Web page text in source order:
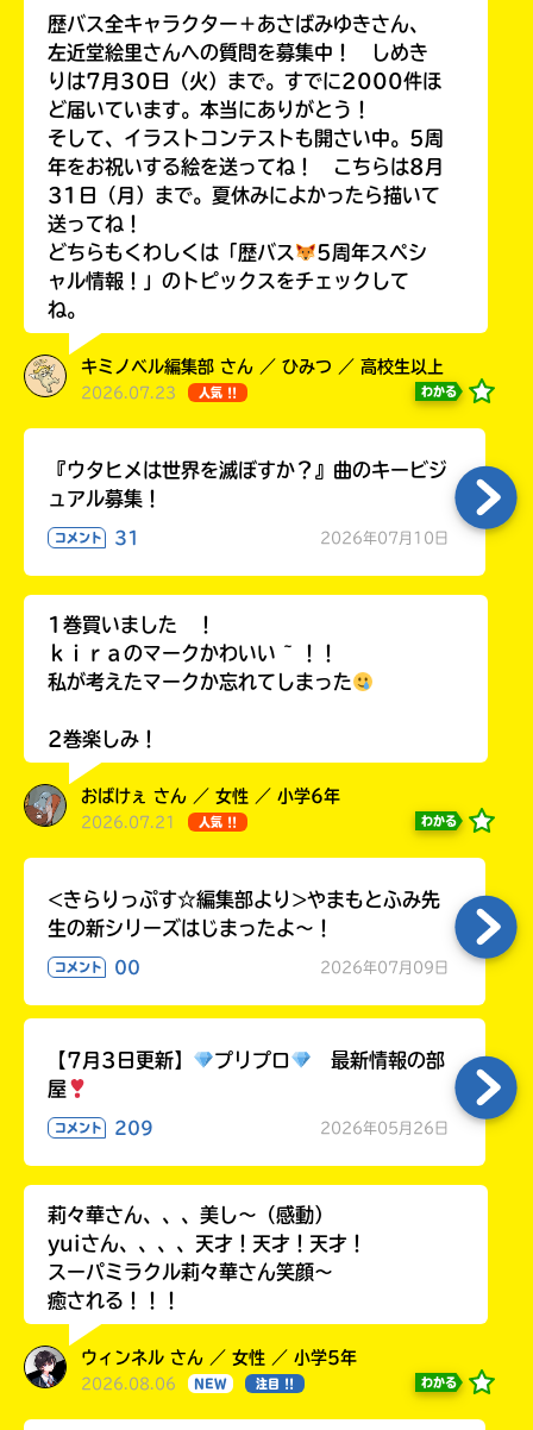
歴バス全キャラクター＋あさばみゆきさん、
左近堂絵里さんへの質問を募集中！ しめき
りは7月30日（火）まで。すでに2000件ほ
ど届いています。本当にありがとう！
そして、イラストコンテストも開さい中。5周
年をお祝いする絵を送ってね！ こちらは8月
31日（月）まで。夏休みによかったら描いて
送ってね！
どちらもくわしくは「歴バス
5周年スペシ
ャル情報！」のトピックスをチェックして
ね。
キミノベル編集部 さん ／ ひみつ ／ 高校生以上
2026.07.23 人気 !! わかる
『ウタヒメは世界を滅ぼすか？』曲のキービジ
ュアル募集！
コメント 31 2026年07月10日
1巻買いました ！
ｋｉｒａのマークかわいい ~ ！！
私が考えたマークか忘れてしまった
2巻楽しみ！
おばけぇ さん ／ 女性 ／ 小学6年
2026.07.21 人気 !! わかる
<きらりっぷす☆編集部より>やまもとふみ先
生の新シリーズはじまったよ～！
コメント 00 2026年07月09日
【7月3日更新】 プリプロ
最新情報の部
屋
コメント 209 2026年05月26日
莉々華さん、、、美し〜（感動）
yuiさん、、、、天才！天才！天才！
スーパミラクル莉々華さん笑顔〜
癒される！！！
ウィンネル さん ／ 女性 ／ 小学5年
2026.08.06 NEW 注目 !! わかる
い
い
え
で、
も
う
一
度
確
認
し
み
て
戻
る